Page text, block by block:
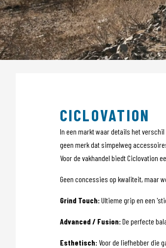
CICLOVATION
In een markt waar details het
geen merk dat simpelweg
Voor de vakhandel biedt Ciclovation
Geen concessies op kwaliteit, maar
Grind Touch:Ultieme grip en een
Advanced / Fusion:De perfecte
Esthetisch:Voor de liefhebber die